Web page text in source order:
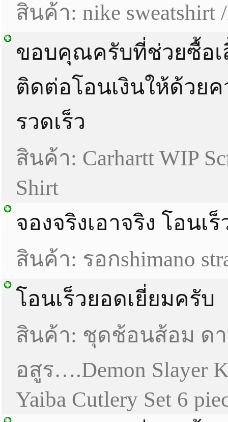
สินค้า: nike sweatshirt
ขอบคุณครับที่ช่วยซื้อเ
ติดต่อโอนเงินให้ด้วย
รวดเร็ว
สินค้า: Carhartt WIP
Shirt
จองจริงเอาจริง โอนเ
สินค้า: รอกshimano
โอนเร็วยอดเยี่ยมครับ
สินค้า: ชุดช้อนส้อม ด
อสูร….Demon Slayer
Yaiba Cutlery Set 6